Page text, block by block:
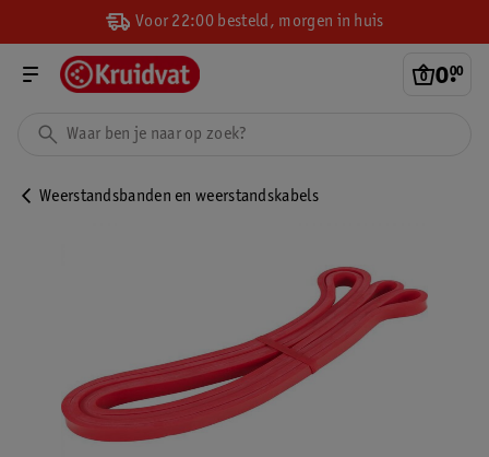
Voor 22:00 besteld, morgen in huis
0.
00
Weerstandsbanden en weerstandskabels